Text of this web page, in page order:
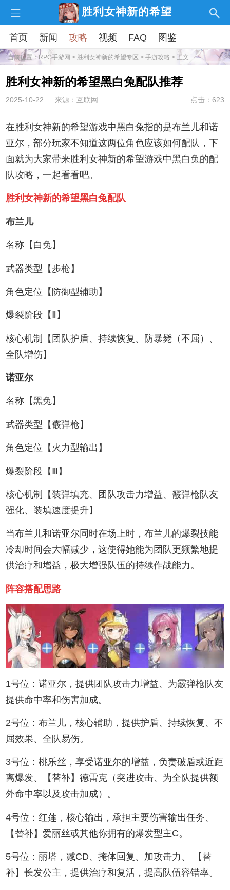
胜利女神新的希望
首页 新闻 攻略 视频 FAQ 图鉴
当前位置：RPG手游网 > 胜利女神新的希望专区 > 手游攻略 > 正文
胜利女神新的希望黑白兔配队推荐
2025-10-22 来源：互联网 点击：623
在胜利女神新的希望游戏中黑白兔指的是布兰儿和诺
亚尔，部分玩家不知道这两位角色应该如何配队，下
面就为大家带来胜利女神新的希望游戏中黑白兔的配
队攻略，一起看看吧。
胜利女神新的希望黑白兔配队
布兰儿
名称【白兔】
武器类型【步枪】
角色定位【防御型辅助】
爆裂阶段【Ⅱ】
核心机制【团队护盾、持续恢复、防暴毙（不屈）、
全队增伤】
诺亚尔
名称【黑兔】
武器类型【霰弹枪】
角色定位【火力型输出】
爆裂阶段【Ⅲ】
核心机制【装弹填充、团队攻击力增益、霰弹枪队友
强化、装填速度提升】
当布兰儿和诺亚尔同时在场上时，布兰儿的爆裂技能
冷却时间会大幅减少，这使得她能为团队更频繁地提
供治疗和增益，极大增强队伍的持续作战能力。
阵容搭配思路
1号位：诺亚尔，提供团队攻击力增益、为霰弹枪队友
提供命中率和伤害加成。
2号位：布兰儿，核心辅助，提供护盾、持续恢复、不
屈效果、全队易伤。
3号位：桃乐丝，享受诺亚尔的增益，负责破盾或近距
离爆发、【替补】德雷克（突进攻击、为全队提供额
外命中率以及攻击加成）。
4号位：红莲，核心输出，承担主要伤害输出任务、
【替补】爱丽丝或其他你拥有的爆发型主C。
5号位：丽塔，减CD、掩体回复、加攻击力、 【替
补】长发公主，提供治疗和复活，提高队伍容错率。